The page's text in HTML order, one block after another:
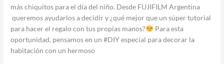
más chiquitos para el día del niño. Desde FUJIFILM Argentina
queremos ayudarlos a decidir y ¿qué mejor que un súper tutorial
para hacer el regalo con tus propias manos?
Para esta
oportunidad, pensamos en un #DIY especial para decorar la
habitación con un hermoso